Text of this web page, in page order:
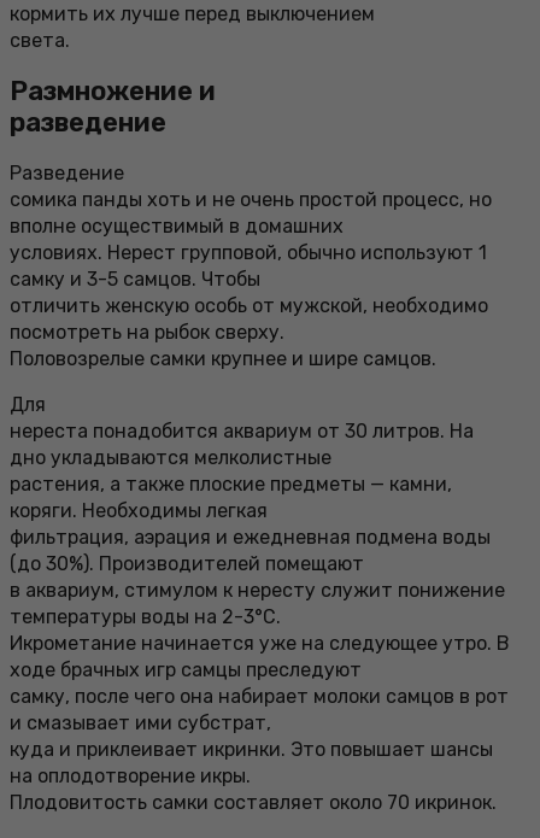
кормить их лучше перед выключением
света.
Размножение и
разведение
Разведение
сомика панды хоть и не очень простой процесс, но
вполне осуществимый в домашних
условиях. Нерест групповой, обычно используют 1
самку и 3-5 самцов. Чтобы
отличить женскую особь от мужской, необходимо
посмотреть на рыбок сверху.
Половозрелые самки крупнее и шире самцов.
Для
нереста понадобится аквариум от 30 литров. На
дно укладываются мелколистные
растения, а также плоские предметы — камни,
коряги. Необходимы легкая
фильтрация, аэрация и ежедневная подмена воды
(до 30%). Производителей помещают
в аквариум, стимулом к нересту служит понижение
температуры воды на 2-3°С.
Икрометание начинается уже на следующее утро. В
ходе брачных игр самцы преследуют
самку, после чего она набирает молоки самцов в рот
и смазывает ими субстрат,
куда и приклеивает икринки. Это повышает шансы
на оплодотворение икры.
Плодовитость самки составляет около 70 икринок.